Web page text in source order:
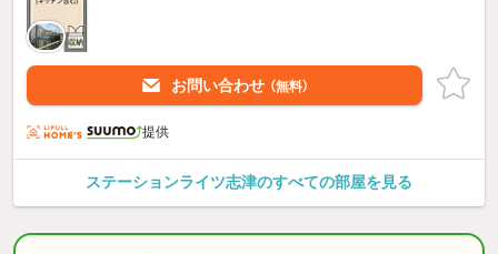
お問い合わせ （無料）
提供
ステーションライツ志津のすべての部屋を見る